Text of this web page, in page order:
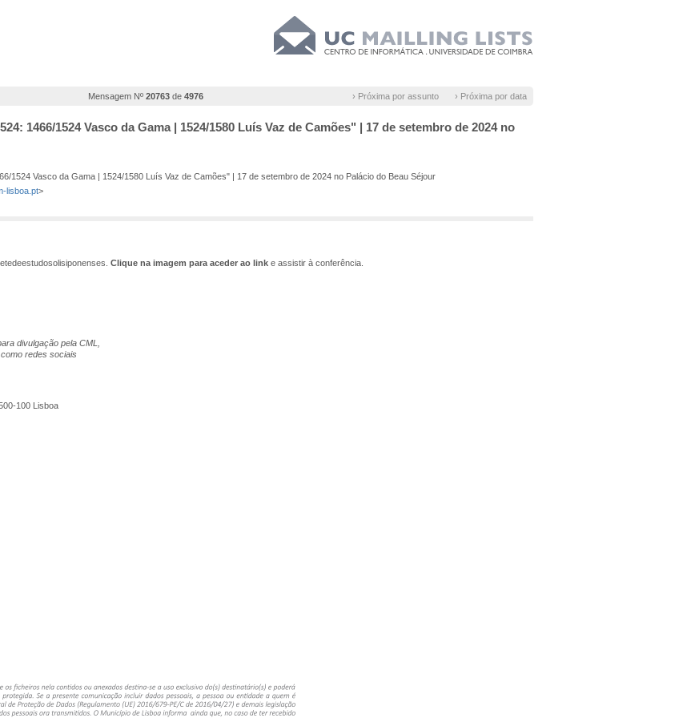
Mensagem Nº 20763 de 4976 › Próxima por assunto › Próxima por data
1466/1524 Vasco da Gama | 1524/1580 Luís Vaz de Camões" | 17 de setembro de 2024 no
1524 Vasco da Gama | 1524/1580 Luís Vaz de Camões" | 17 de setembro de 2024 no Palácio do Beau Séjour
lisboa.pt>
Clique na imagem para aceder ao link e assistir à conferência.
divulgação pela CML,
redes sociais
100 Lisboa